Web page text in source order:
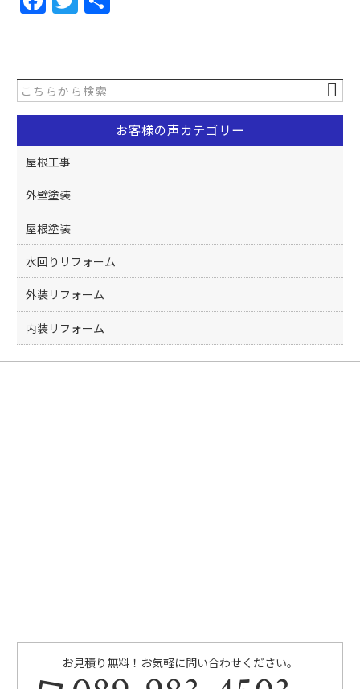
a
e
b
o
k
w
er
お客様の声カテゴリー
屋根工事
外壁塗装
屋根塗装
水回りリフォーム
外装リフォーム
内装リフォーム
お見積り無料！お気軽に問い合わせください。